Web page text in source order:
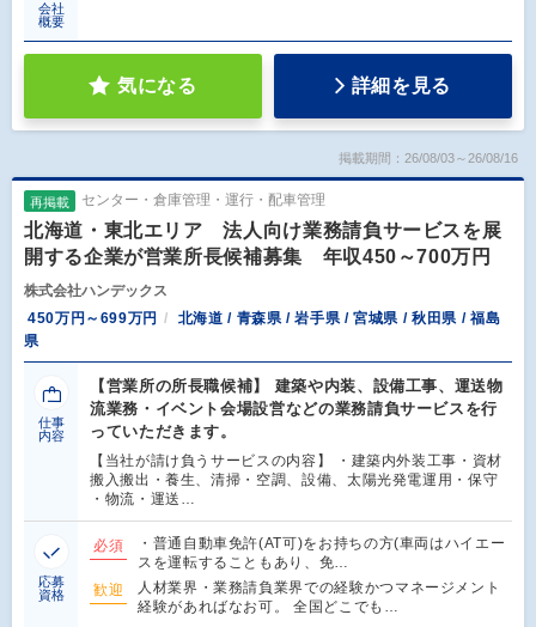
会社
概要
気になる 詳細を見る
掲載期間：26/08/03～26/08/16
再掲載 センター・倉庫管理・運行・配車管理
北海道・東北エリア 法人向け業務請負サービスを展
開する企業が営業所長候補募集 年収450～700万円
株式会社ハンデックス
450万円～699万円
北海道 / 青森県 / 岩手県 / 宮城県 / 秋田県 / 福島
県
仕事
内容
【営業所の所長職候補】 建築や内装、設備工事、運送物
流業務・イベント会場設営などの業務請負サービスを行
っていただきます。
【当社が請け負うサービスの内容】 ・建築内外装工事・資材
搬入搬出・養生、清掃・空調、設備、太陽光発電運用・保守
・物流・運送…
応募
資格
必須
・普通自動車免許(AT可)をお持ちの方(車両はハイエー
スを運転することもあり、免…
歓迎
人材業界・業務請負業界での経験かつマネージメント
経験があればなお可。 全国どこでも…